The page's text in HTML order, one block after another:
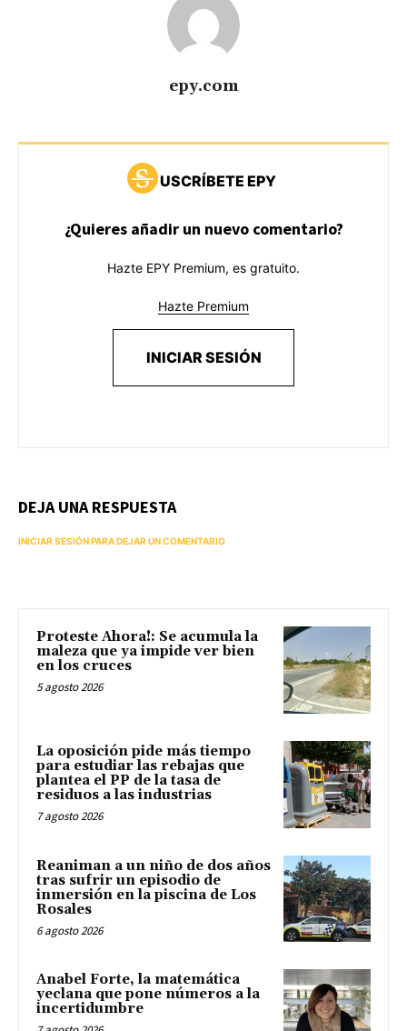
epy.com
USCRÍBETE EPY
¿Quieres añadir un nuevo comentario?
Hazte EPY Premium, es gratuito.
Hazte Premium
INICIAR SESIÓN
DEJA UNA RESPUESTA
INICIAR SESIÓN PARA DEJAR UN COMENTARIO
Proteste Ahora!: Se acumula la
maleza que ya impide ver bien
en los cruces
5 agosto 2026
La oposición pide más tiempo
para estudiar las rebajas que
plantea el PP de la tasa de
residuos a las industrias
7 agosto 2026
Reaniman a un niño de dos años
tras sufrir un episodio de
inmersión en la piscina de Los
Rosales
6 agosto 2026
Anabel Forte, la matemática
yeclana que pone números a la
incertidumbre